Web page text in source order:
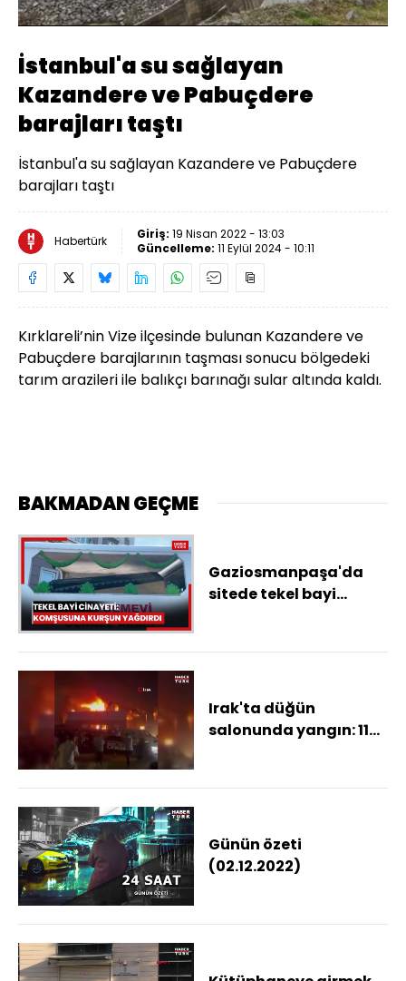
Sesi
Aç
Oynatma
Hızı
İstanbul'a su sağlayan
Kazandere ve Pabuçdere
barajları taştı
İstanbul'a su sağlayan Kazandere ve Pabuçdere
barajları taştı
Habertürk Giriş: 19 Nisan 2022 - 13:03
Güncelleme: 11 Eylül 2024 - 10:11
Kırklareli’nin Vize ilçesinde bulunan Kazandere ve
Pabuçdere barajlarının taşması sonucu bölgedeki
tarım arazileri ile balıkçı barınağı sular altında kaldı.
BAKMADAN GEÇME
Gaziosmanpaşa'da
sitede tekel bayi
vurularak öldürüldü
Irak'ta düğün
salonunda yangın: 115
Günün özeti
(02.12.2022)